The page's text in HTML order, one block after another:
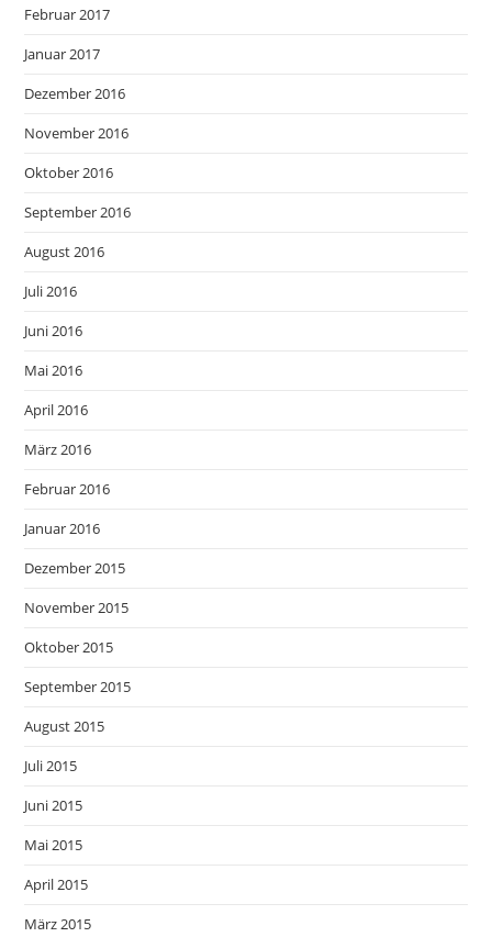
Februar 2017
Januar 2017
Dezember 2016
November 2016
Oktober 2016
September 2016
August 2016
Juli 2016
Juni 2016
Mai 2016
April 2016
März 2016
Februar 2016
Januar 2016
Dezember 2015
November 2015
Oktober 2015
September 2015
August 2015
Juli 2015
Juni 2015
Mai 2015
April 2015
März 2015